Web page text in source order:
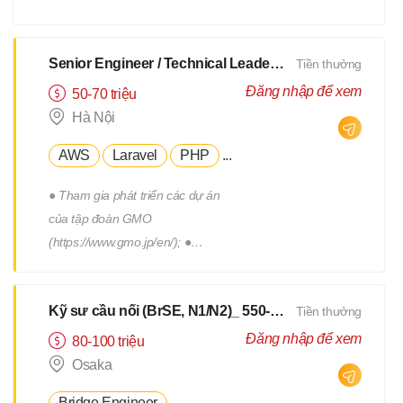
xây dựng thương hiệu tuyển
triển, quản lý đội ngũ Hr
Freelance của Devwork
Senior Engineer / Technical Leader - N2 Tiếng Nhật - Lương upto $3000
50-70 triệu
Hà Nội
AWS Laravel PHP ...
● Tham gia phát triển các dự án
của tập đoàn GMO
(https://www.gmo.jp/en/); ●
cùng với đội phát triển thuộc
phòng R&D của tập đoàn; ●
Phối hợp với các thành viên
Tiền thưởng
Đăng nhập để xem
Kỹ sư cầu nối (BrSE, N1/N2)_ 550-750Man
80-100 triệu
Osaka
Tiền thưởng
Đăng nhập để xem